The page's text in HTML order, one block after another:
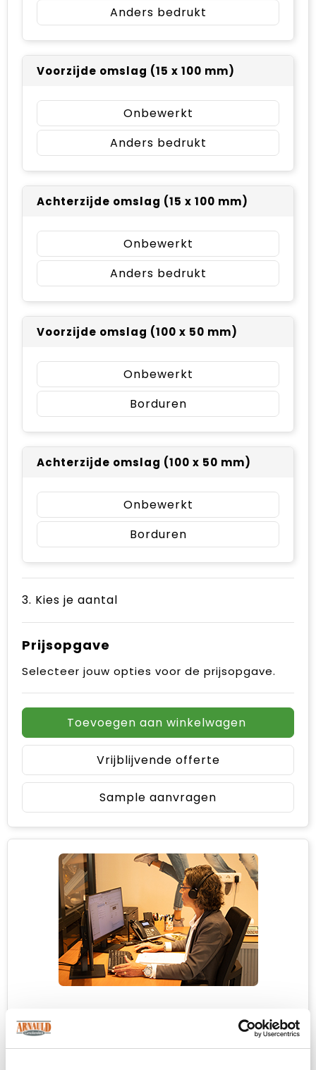
Anders bedrukt
Voorzijde omslag (15 x 100 mm)
Onbewerkt
Anders bedrukt
Achterzijde omslag (15 x 100 mm)
Onbewerkt
Anders bedrukt
Voorzijde omslag (100 x 50 mm)
Onbewerkt
Borduren
Achterzijde omslag (100 x 50 mm)
Onbewerkt
Borduren
3. Kies je aantal
Prijsopgave
Selecteer jouw opties voor de prijsopgave.
Toevoegen aan winkelwagen
Vrijblijvende offerte
Sample aanvragen
Heb je niet kunnen vinden wat je
zoekt?